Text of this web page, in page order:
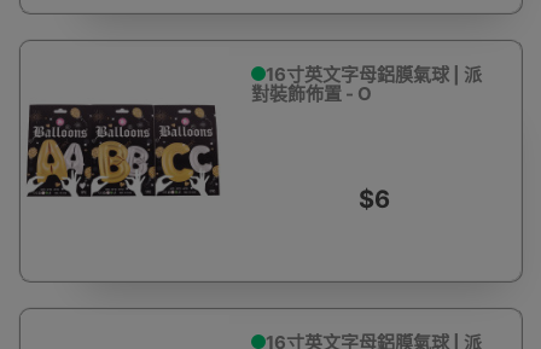
16寸英文字母鋁膜氣球 | 派
對裝飾佈置 - O
$6
16寸英文字母鋁膜氣球 | 派